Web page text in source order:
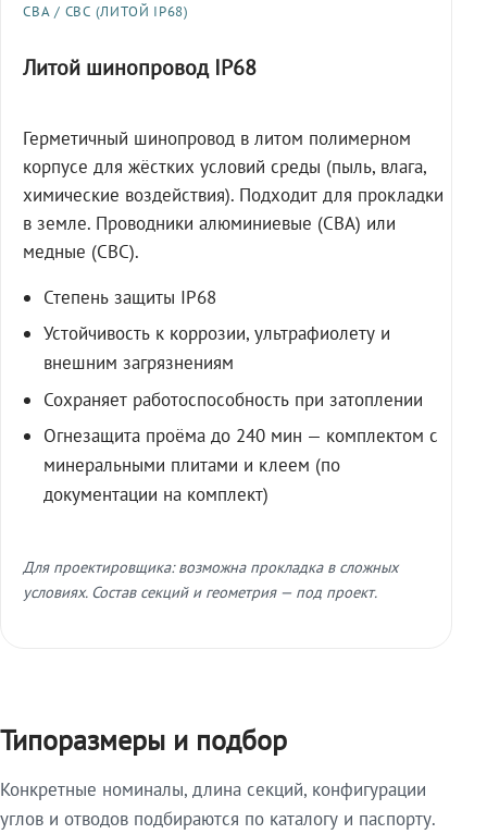
СВА / СВС (ЛИТОЙ IP68)
Литой шинопровод IP68
Герметичный шинопровод в литом полимерном
корпусе для жёстких условий среды (пыль, влага,
химические воздействия). Подходит для прокладки
в земле. Проводники алюминиевые (СВА) или
медные (СВС).
Степень защиты IP68
Устойчивость к коррозии, ультрафиолету и
внешним загрязнениям
Сохраняет работоспособность при затоплении
Огнезащита проёма до 240 мин — комплектом с
минеральными плитами и клеем (по
документации на комплект)
Для проектировщика: возможна прокладка в сложных
условиях. Состав секций и геометрия — под проект.
Типоразмеры и подбор
Конкретные номиналы, длина секций, конфигурации
углов и отводов подбираются по каталогу и паспорту.